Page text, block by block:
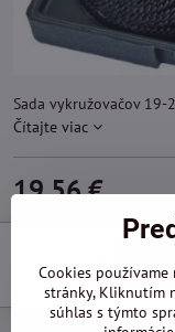
Sada vykružovačov
Čítajte viac
19,56 €
Cookies
stránky, Kliknutím
súhlas s týmto